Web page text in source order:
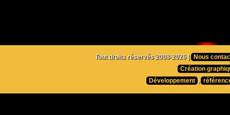
Tout droits réservés 2008-2026 |
Nous
Création
Développement ,